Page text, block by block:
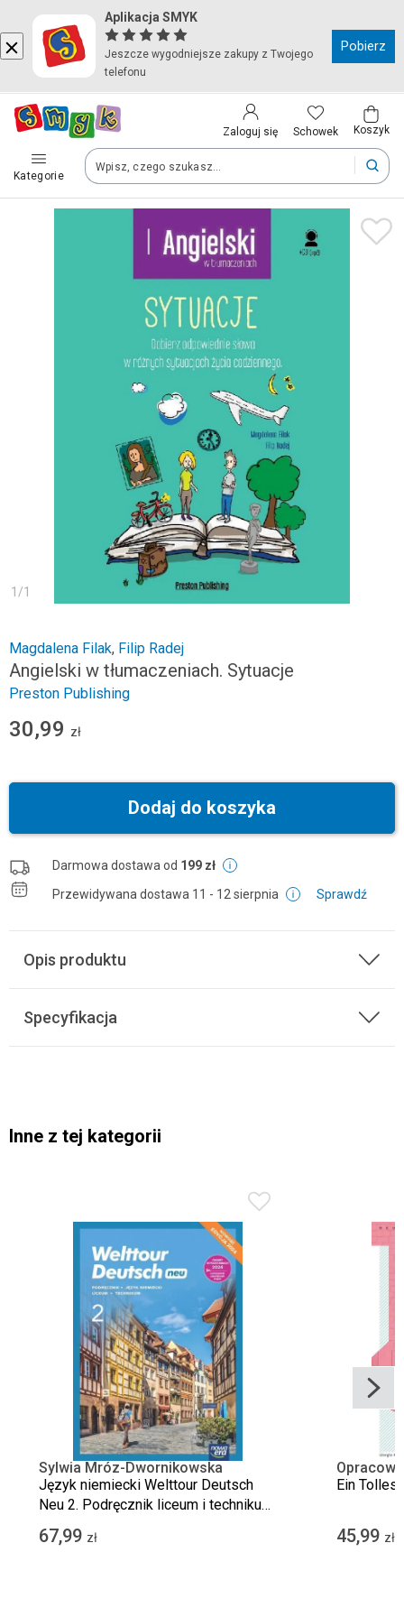
Aplikacja SMYK
Jeszcze wygodniejsze zakupy z Twojego
telefonu
Pobierz
Zaloguj się Schowek Koszyk
Kategorie
Kraj i język
Polska (Poland)
Twoje zamówienia dostarczymy na teren wybranego kraju.
Po zmianie kraju część produktów może zostać usunięta z
Zapisz
1 /1
Magdalena Filak, Filip Radej
Angielski w tłumaczeniach. Sytuacje
Preston Publishing
30,99 zł
Dodaj do koszyka
Darmowa dostawa od 199 zł
Przewidywana dostawa 11 - 12 sierpnia Sprawdź
Opis produktu
Specyfikacja
Inne z tej kategorii
Sylwia Mróz-Dwornikowska
Język niemiecki Welttour Deutsch
Neu 2. Podręcznik liceum i technikum.
Edycja 2024
67,99 zł
Ein Tolles
45,99 zł